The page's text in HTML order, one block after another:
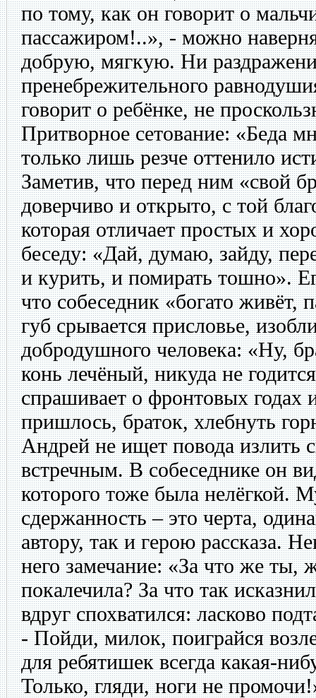
по тому, как он говорит о
пассажиром!..», - можно
добрую, мягкую. Ни
пренебрежительного
говорит о ребёнке, не
Притворное сетование: «Беда
только лишь резче оттенило
Заметив, что перед ним «свой
доверчиво и открыто, с той
которая отличает простых и
беседу: «Дай, думаю, зайду,
и курить, и помирать тошно».
что собеседник «богато живёт,
губ срывается присловье,
добродушного человека: «Ну,
конь лечёный, никуда не
спрашивает о фронтовых годах
пришлось, браток, хлебнуть
Андрей не ищет повода
встречным. В собеседнике он
которого тоже была нелёгкой.
сдержанность – это черта,
автору, так и герою рассказа.
него замечание: «За что же ты,
покалечила? За что так
вдруг спохватился: ласково
- Пойди, милок, поиграйся
для ребятишек всегда какая-
Только, гляди, ноги не